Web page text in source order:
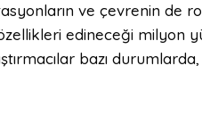
ve çevrenin de
edineceği milyon
bazı